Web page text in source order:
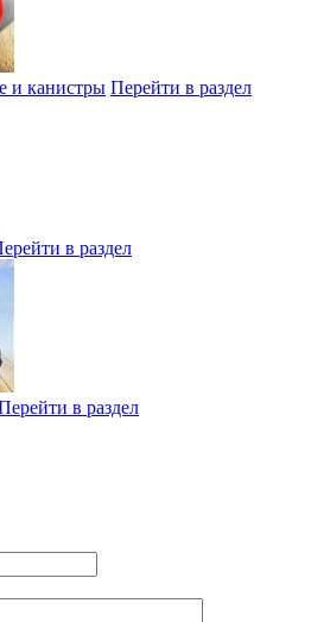
и канистры Перейти в раздел
в раздел
в раздел